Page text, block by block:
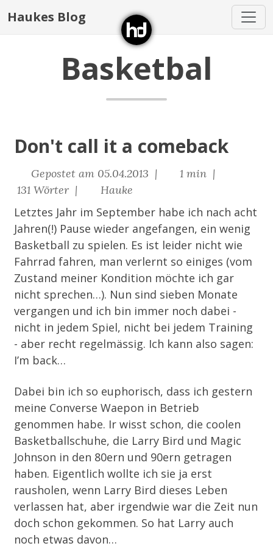
Haukes Blog
Basketbal
Don't call it a comeback
Gepostet am 05.04.2013 |
1 min |
131 Wörter |
Hauke
Letztes Jahr im September habe ich nach acht
Jahren(!) Pause wieder angefangen, ein wenig
Basketball zu spielen. Es ist leider nicht wie
Fahrrad fahren, man verlernt so einiges (vom
Zustand meiner Kondition möchte ich gar
nicht sprechen…). Nun sind sieben Monate
vergangen und ich bin immer noch dabei -
nicht in jedem Spiel, nicht bei jedem Training
- aber recht regelmässig. Ich kann also sagen:
I’m back…
Dabei bin ich so euphorisch, dass ich gestern
meine Converse Waepon in Betrieb
genommen habe. Ir wisst schon, die coolen
Basketballschuhe, die Larry Bird und Magic
Johnson in den 80ern und 90ern getragen
haben. Eigentlich wollte ich sie ja erst
rausholen, wenn Larry Bird dieses Leben
verlassen hat, aber irgendwie war die Zeit nun
doch schon gekommen. So hat Larry auch
noch etwas davon…